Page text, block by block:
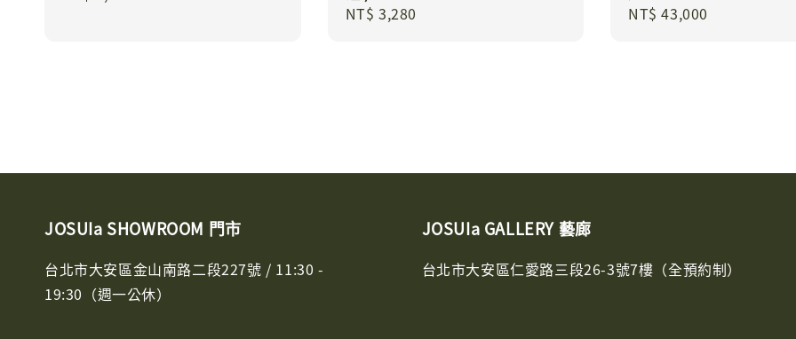
Regular
NT$ 3,280
Regular
NT$ 43,000
JOSUIa SHOWROOM 門市
台北市大安區金山南路二段227號 / 11:30 -
19:30（週一公休）
JOSUIa GALLERY 藝廊
台北市大安區仁愛路三段26-3號7樓（全預約制）